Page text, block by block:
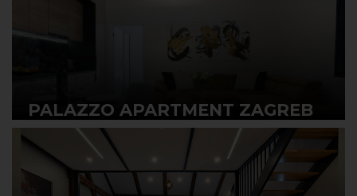
PALAZZO APARTMENT ZAGREB